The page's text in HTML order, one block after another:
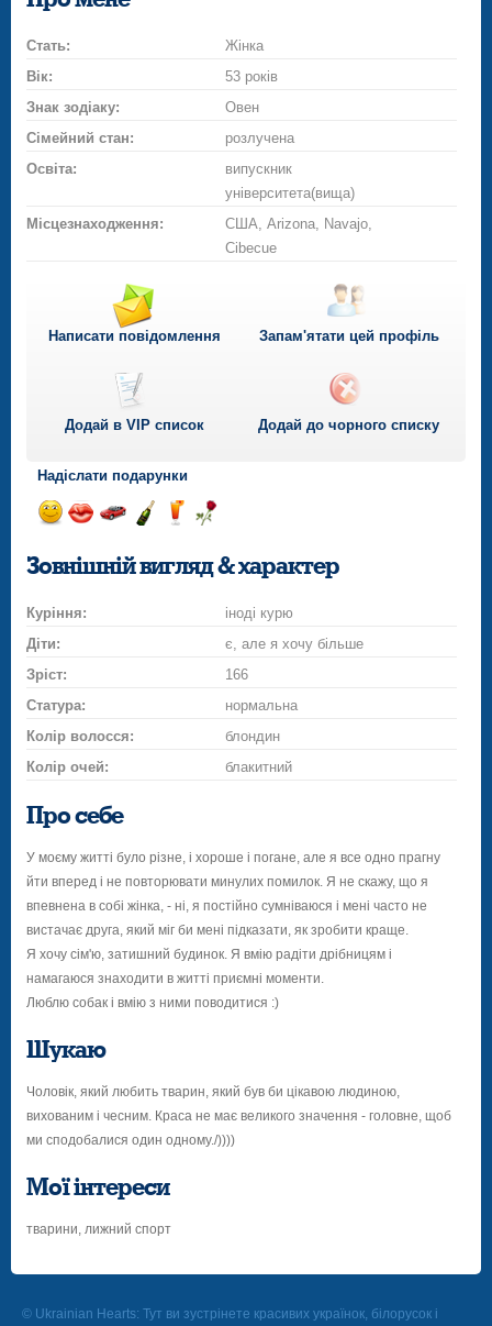
Стать:
Жінка
Вік:
53 років
Знак зодіаку:
Овен
Сімейний стан:
розлучена
Освіта:
випускник
університета(вища)
Місцезнаходження:
США, Arizona, Navajo,
Cibecue
Написати повідомлення Запам'ятати цей профіль
Додай в VIP список Додай до чорного списку
Надіслати подарунки
посмішкупоцілунок
на
автомобілі
шампанське
троянду
Зовнішній вигляд & характер
Куріння:
іноді курю
Діти:
є, але я хочу більше
Зріст:
166
Статура:
нормальна
Колір волосся:
блондин
Колір очей:
блакитний
Про себе
У моєму житті було різне, і хороше і погане, але я все одно прагну
йти вперед і не повторювати минулих помилок. Я не скажу, що я
впевнена в собі жінка, - ні, я постійно сумніваюся і мені часто не
вистачає друга, який міг би мені підказати, як зробити краще.
Я хочу сім'ю, затишний будинок. Я вмію радіти дрібницям і
намагаюся знаходити в житті приємні моменти.
Люблю собак і вмію з ними поводитися :)
Шукаю
Чоловік, який любить тварин, який був би цікавою людиною,
вихованим і чесним. Краса не має великого значення - головне, щоб
ми сподобалися один одному./))))
Мої інтереси
тварини, лижний спорт
© Ukrainian Hearts: Тут ви зустрінете красивих українок, білорусок і